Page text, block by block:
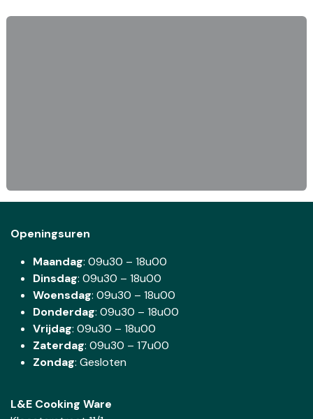
Openingsuren
Maandag: 09u30 – 18u00
Dinsdag: 09u30 – 18u00
Woensdag: 09u30 – 18u00
Donderdag: 09u30 – 18u00
Vrijdag: 09u30 – 18u00
Zaterdag: 09u30 – 17u00
Zondag: Gesloten
L&E Cooking Ware